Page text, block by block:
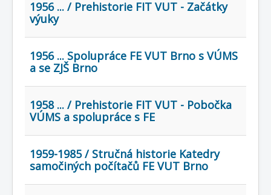
1956 ... / Prehistorie FIT VUT - Začátky
výuky
1956 ... Spolupráce FE VUT Brno s VÚMS
a se ZJŠ Brno
1958 ... / Prehistorie FIT VUT - Pobočka
VÚMS a spolupráce s FE
1959-1985 / Stručná historie Katedry
samočiných počítačů FE VUT Brno